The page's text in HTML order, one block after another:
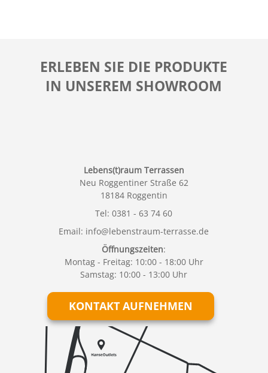
ERLEBEN SIE DIE PRODUKTE
IN UNSEREM SHOWROOM
Lebens(t)raum Terrassen
Neu Roggentiner Straße 62
18184 Roggentin
Tel:0381 - 63 74 60
Email: info@lebenstraum-terrasse.de
Öffnungszeiten:
Montag - Freitag: 10:00 - 18:00 Uhr
Samstag: 10:00 - 13:00 Uhr
KONTAKT AUFNEHMEN